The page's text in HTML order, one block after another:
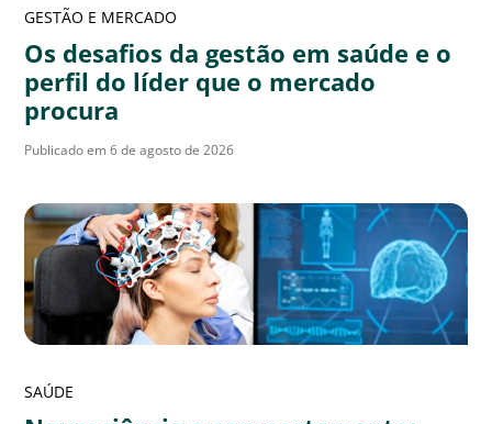
GESTÃO E MERCADO
Os desafios da gestão em saúde e o
perfil do líder que o mercado
procura
Publicado em 6 de agosto de 2026
SAÚDE